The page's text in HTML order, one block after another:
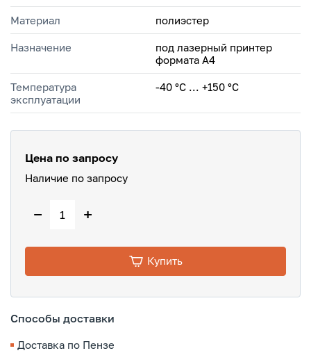
Материал полиэстер
Назначение
под лазерный принтер
формата А4
Температура
эксплуатации
-40 °С ... +150 °С
Цена по запросу
Наличие по запросу
− +
Купить
Способы доставки
Доставка по Пензе